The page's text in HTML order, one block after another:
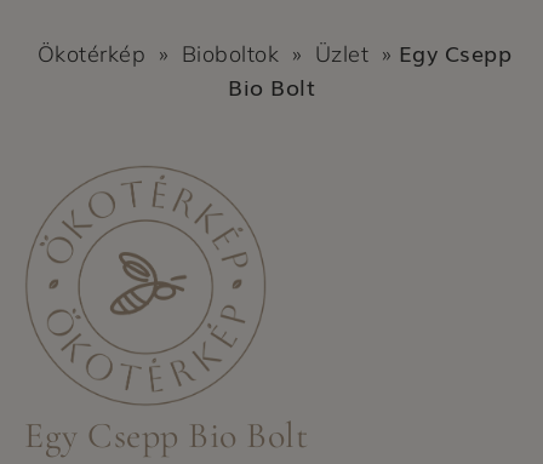
Ökotérkép » Bioboltok » Üzlet » Egy Csepp
Bio Bolt
Egy Csepp Bio Bolt